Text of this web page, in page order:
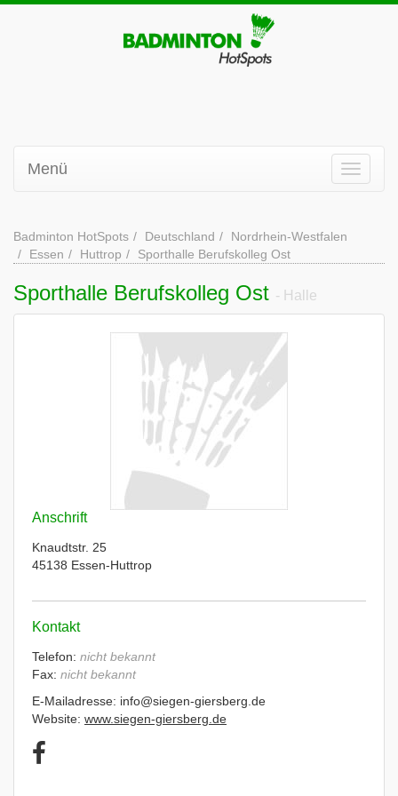
Menü
Badminton HotSpots Deutschland
Nordrhein-Westfalen
Essen
Huttrop Sporthalle Berufskolleg Ost
Sporthalle Berufskolleg Ost - Halle
Anschrift
Knaudtstr. 25
45138 Essen-Huttrop
Kontakt
Telefon: nicht bekannt
Fax: nicht bekannt
E-Mailadresse: info@siegen-giersberg.de
Website: www.siegen-giersberg.de